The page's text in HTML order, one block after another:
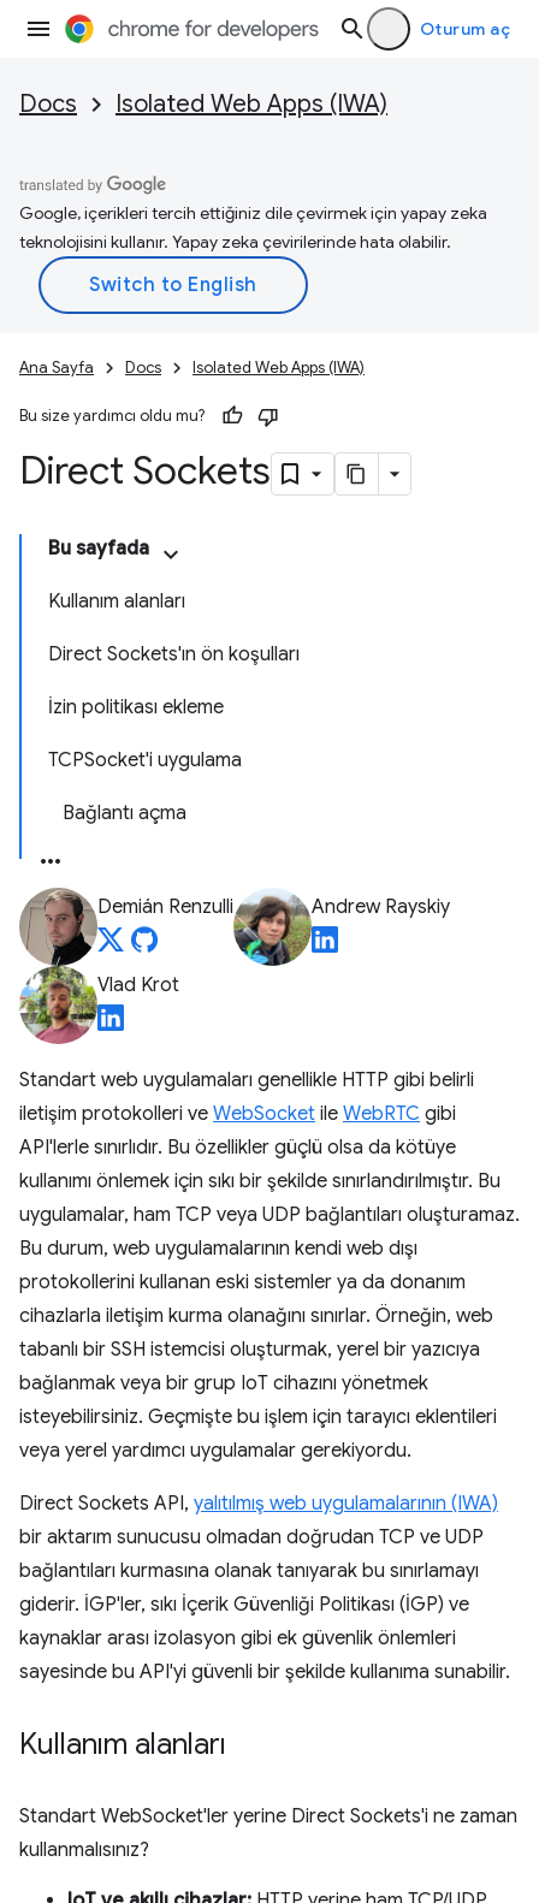
Oturum aç
Docs Isolated Web Apps (IWA)
Google, içerikleri tercih ettiğiniz dile çevirmek için yapay zeka
teknolojisini kullanır. Yapay zeka çevirilerinde hata olabilir.
Ana Sayfa Docs Isolated Web Apps (IWA)
Bu size yardımcı oldu mu?
Direct Sockets
Bu sayfada
Kullanım alanları
Direct Sockets'ın ön koşulları
İzin politikası ekleme
TCPSocket'i uygulama
Bağlantı açma
Demián Renzulli Andrew Rayskiy
Vlad Krot
Standart web uygulamaları genellikle HTTP gibi belirli
iletişim protokolleri ve WebSocket ile WebRTC gibi
API'lerle sınırlıdır. Bu özellikler güçlü olsa da kötüye
kullanımı önlemek için sıkı bir şekilde sınırlandırılmıştır. Bu
uygulamalar, ham TCP veya UDP bağlantıları oluşturamaz.
Bu durum, web uygulamalarının kendi web dışı
protokollerini kullanan eski sistemler ya da donanım
cihazlarla iletişim kurma olanağını sınırlar. Örneğin, web
tabanlı bir SSH istemcisi oluşturmak, yerel bir yazıcıya
bağlanmak veya bir grup IoT cihazını yönetmek
isteyebilirsiniz. Geçmişte bu işlem için tarayıcı eklentileri
veya yerel yardımcı uygulamalar gerekiyordu.
Direct Sockets API, yalıtılmış web uygulamalarının (IWA)
bir aktarım sunucusu olmadan doğrudan TCP ve UDP
bağlantıları kurmasına olanak tanıyarak bu sınırlamayı
giderir. İGP'ler, sıkı İçerik Güvenliği Politikası (İGP) ve
kaynaklar arası izolasyon gibi ek güvenlik önlemleri
sayesinde bu API'yi güvenli bir şekilde kullanıma sunabilir.
Kullanım alanları
Standart WebSocket'ler yerine Direct Sockets'i ne zaman
kullanmalısınız?